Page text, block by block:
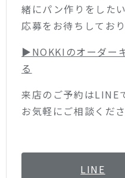
緒にパン作りをした
応募をお待ちしてお
▶︎NOKKIのオーダー
る
来店のご予約はLINE
お気軽にご相談くださ
LINE